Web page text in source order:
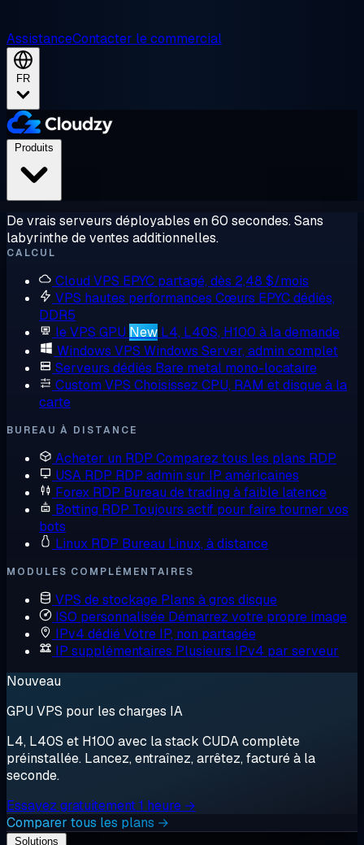
AssistanceContacter le commercial
FR
De vrais serveurs déployables en 60 secondes. Sans
labyrinthe de ventes additionnelles.
CALCUL
Cloud VPS EPYC partagé, dès 2,48 $/mois
VPS hautes performances Cœurs EPYC dédiés,
DDR5
le VPS GPU New L4, L40S, H100 à la demande
Windows VPS Windows Server, admin complet
Serveurs dédiés Bare metal mono-locataire
Custom VPS Choisissez CPU, RAM et disque à la
carte
BUREAU À DISTANCE
Acheter un RDP Comparez tous les plans RDP
USA RDP RDP admin sur IP américaines
Forex RDP Bureau de trading à faible latence
Botting RDP Toujours actif pour faire tourner vos
bots
Linux RDP Bureau Linux, à distance
MODULES COMPLÉMENTAIRES
VPS de stockage Plans à gros disque
ISO personnalisée Démarrez votre propre image
IPv4 dédiéVotre IP, non partagée
IP supplémentaires Plusieurs IPv4 par serveur
Nouveau
GPU VPS pour les charges IA
L4, L40S et H100 avec la stack CUDA complète
préinstallée. Lancez, entraînez, arrêtez, facturé à la
seconde.
Essayez gratuitement 1 heure →
Comparer tous les plans →